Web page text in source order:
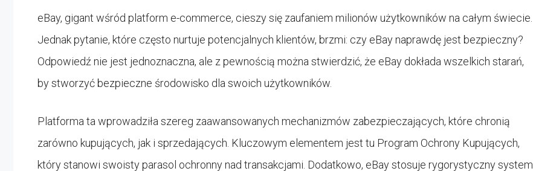
eBay, gigant wśród platform e-commerce, cieszy się zaufaniem milionów użytkowników na całym świecie.
Jednak pytanie, które często nurtuje potencjalnych klientów, brzmi: czy eBay naprawdę jest bezpieczny?
Odpowiedź nie jest jednoznaczna, ale z pewnością można stwierdzić, że eBay dokłada wszelkich starań,
by stworzyć bezpieczne środowisko dla swoich użytkowników.
Platforma ta wprowadziła szereg zaawansowanych mechanizmów zabezpieczających, które chronią
zarówno kupujących, jak i sprzedających. Kluczowym elementem jest tu Program Ochrony Kupujących,
który stanowi swoisty parasol ochronny nad transakcjami. Dodatkowo, eBay stosuje rygorystyczny system